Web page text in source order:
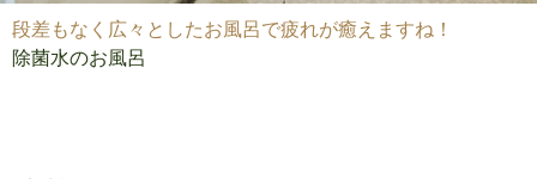
段差もなく広々としたお風呂で疲れが癒えますね！
除菌水のお風呂